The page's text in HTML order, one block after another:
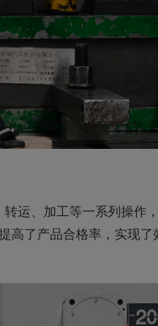
运、加工等一系列操作
了产品合格率，实现了